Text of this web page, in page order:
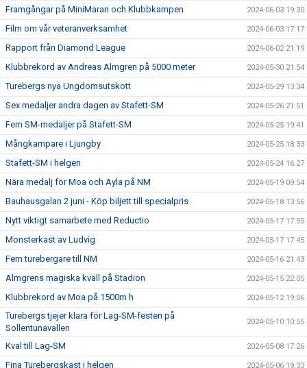
Framgångar på MiniMaran och Klubbkampen 2024-06-03 19:30
Film om vår veteranverksamhet 2024-06-03 17:17
Rapport från Diamond League 2024-06-02 21:19
Klubbrekord av Andreas Almgren på 5000 meter 2024-05-30 21:54
Turebergs nya Ungdomsutskott 2024-05-29 13:34
Sex medaljer andra dagen av Stafett-SM 2024-05-26 21:51
Fem SM-medaljer på Stafett-SM 2024-05-25 19:41
Mångkampare i Ljungby 2024-05-25 18:33
Stafett-SM i helgen 2024-05-24 16:27
Nära medalj för Moa och Ayla på NM 2024-05-19 09:54
Bauhausgalan 2 juni - Köp biljett till specialpris 2024-05-18 13:56
Nytt viktigt samarbete med Reductio 2024-05-17 17:55
Monsterkast av Ludvig 2024-05-17 17:45
Fem turebergare till NM 2024-05-16 21:43
Almgrens magiska kväll på Stadion 2024-05-15 22:05
Klubbrekord av Moa på 1500m h 2024-05-12 19:06
Turebergs tjejer klara för Lag-SM-festen på
Sollentunavallen
2024-05-10 10:55
Kval till Lag-SM 2024-05-08 17:26
Fina Turebergskast i helgen 2024-05-06 19:33